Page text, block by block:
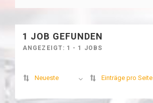
1 JOB GEFUNDEN
ANGEZEIGT: 1 - 1 JOBS
Neueste Einträge pro Seite